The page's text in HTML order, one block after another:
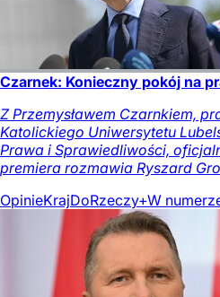
Czarnek: Konieczny pokój na
Z Przemysławem Czarnkiem,
Katolickiego Uniwersytetu
Prawa i Sprawiedliwości,
premiera rozmawia Ryszard
OpinieKrajDoRzeczy+W